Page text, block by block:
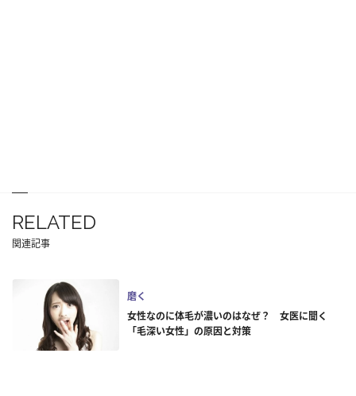
RELATED
関連記事
磨く
女性なのに体毛が濃いのはなぜ？ 女医に聞く
「毛深い女性」の原因と対策